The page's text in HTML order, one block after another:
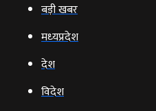
बड़ी खबर
मध्‍यप्रदेश
देश
विदेश